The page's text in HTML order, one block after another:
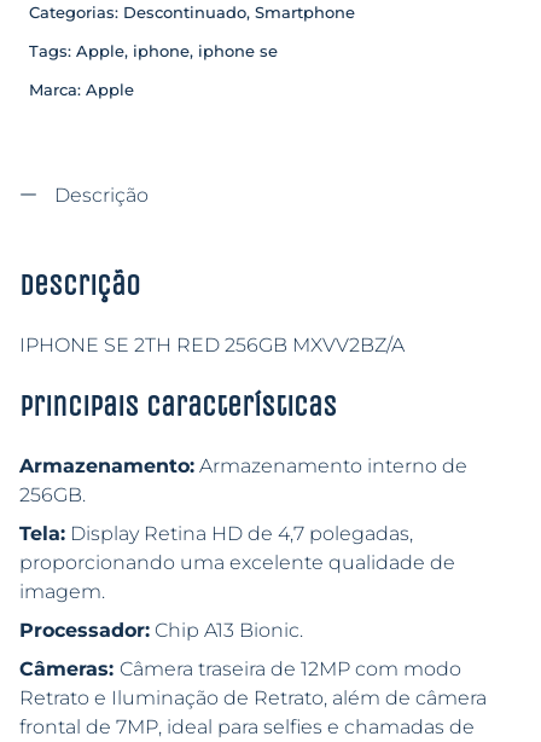
Categorias: Descontinuado, Smartphone
Tags: Apple, iphone, iphone se
Marca: Apple
Descrição
Descrição
IPHONE SE 2TH RED 256GB MXVV2BZ/A
Principais características
Armazenamento: Armazenamento interno de
256GB.
Tela: Display Retina HD de 4,7 polegadas,
proporcionando uma excelente qualidade de
imagem.
Processador: Chip A13 Bionic.
Câmeras: Câmera traseira de 12MP com modo
Retrato e Iluminação de Retrato, além de câmera
frontal de 7MP, ideal para selfies e chamadas de